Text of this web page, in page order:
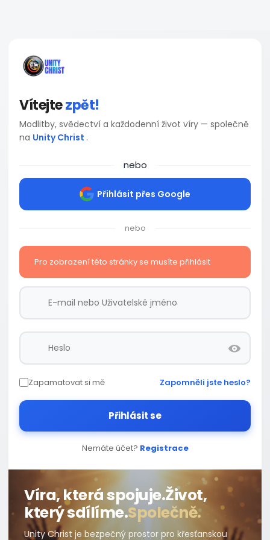
Vítejtezpět!
Modlitby, svědectví a každodenní život víry — společně
na Unity Christ .
nebo
Přihlásit přes Google
nebo
Pro zobrazení této stránky se musíte přihlásit
Zapamatovat si mě Zapomněli jste heslo?
Přihlásit se
Nemáte účet? Registrace
Víra, která spojuje.Život,
který sdílíme.Společně.
Unity Christ je bezpečný prostor pro křesťanskou